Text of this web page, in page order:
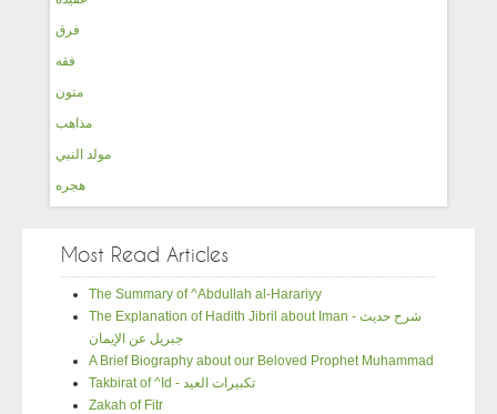
فرق
فقه
متون
مذاهب
مولد النبي
هجره
Most Read Articles
The Summary of ^Abdullah al-Harariyy
The Explanation of Hadith Jibril about Iman - شرح حديث
جبريل عن الإيمان
A Brief Biography about our Beloved Prophet Muhammad
Takbirat of ^Id - تكبيرات العيد
Zakah of Fitr